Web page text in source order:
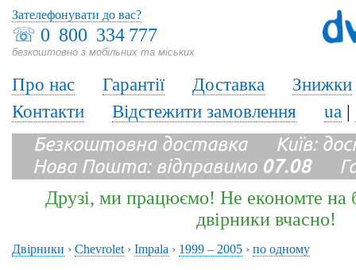
☏ 0 800 334 777
безкоштовно з мобільних та міських
Зателефонувати до вас?
Про нас Гарантії Доставка
Знижки
Контакти
Відстежити замовлення ua |
Безкоштовна доставка Київ:
Нова Пошта: відправимо 07.08
Друзі, ми працюємо! Не економте на
двірники вчасно!
Двірники › Chevrolet › Impala › 1999 – 2005 › по одному